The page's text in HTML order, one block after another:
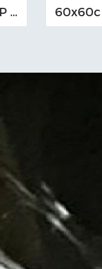
60x60cm. 660301_P (EM-I)